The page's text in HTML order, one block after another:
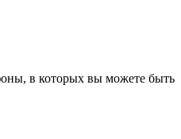
в которых вы можете быть